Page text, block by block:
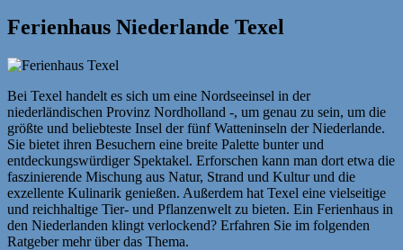
Ferienhaus Niederlande Texel
Bei Texel handelt es sich um eine Nordseeinsel in der
niederländischen Provinz Nordholland -, um genau zu sein, um die
größte und beliebteste Insel der fünf Watteninseln der Niederlande.
Sie bietet ihren Besuchern eine breite Palette bunter und
entdeckungswürdiger Spektakel. Erforschen kann man dort etwa die
faszinierende Mischung aus Natur, Strand und Kultur und die
exzellente Kulinarik genießen. Außerdem hat Texel eine vielseitige
und reichhaltige Tier- und Pflanzenwelt zu bieten. Ein Ferienhaus in
den Niederlanden klingt verlockend? Erfahren Sie im folgenden
Ratgeber mehr über das Thema.